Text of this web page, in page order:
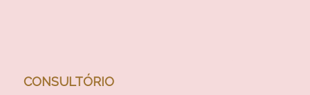
CONSULTÓRIO